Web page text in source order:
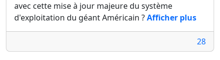
avec cette mise à jour majeure du système
d'exploitation du géant Américain ?Afficher plus
28